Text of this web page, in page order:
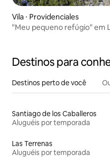
Vila ⋅ Providenciales
"Meu pequeno refúgio" em
Destinos para
Destinos perto de você
Santiago de los Caballeros
Aluguéis por temporada
Las Terrenas
Aluguéis por temporada